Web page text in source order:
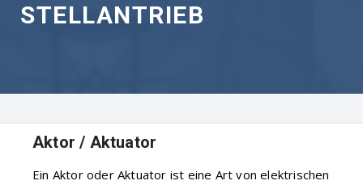
STELLANTRIEB
Aktor / Aktuator
Ein Aktor oder Aktuator ist eine Art von elektrischen